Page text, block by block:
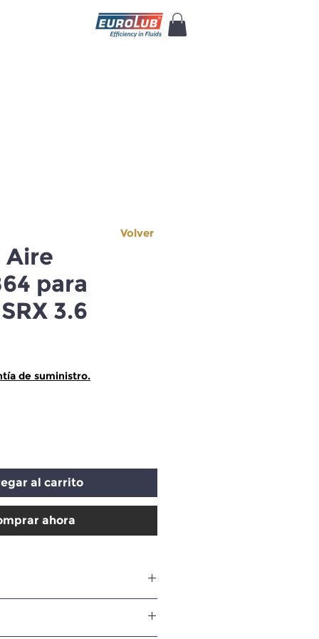
Volver
Aire
para
3.6
de suministro.
al carrito
ahora